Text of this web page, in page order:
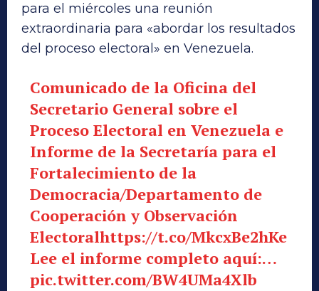
para el miércoles una reunión
extraordinaria para «abordar los resultados
del proceso electoral» en Venezuela.
Comunicado de la Oficina del
Secretario General sobre el
Proceso Electoral en Venezuela e
Informe de la Secretaría para el
Fortalecimiento de la
Democracia/Departamento de
Cooperación y Observación
Electoralhttps://t.co/MkcxBe2hKe
Lee el informe completo aquí:…
pic.twitter.com/BW4UMa4Xlb